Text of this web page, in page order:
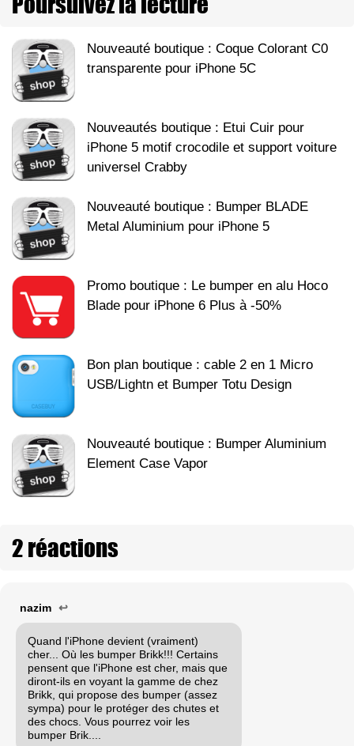
Nouveauté boutique : Coque Colorant C0
transparente pour iPhone 5C
Nouveautés boutique : Etui Cuir pour
iPhone 5 motif crocodile et support voiture
universel Crabby
Nouveauté boutique : Bumper BLADE
Metal Aluminium pour iPhone 5
Promo boutique : Le bumper en alu Hoco
Blade pour iPhone 6 Plus à -50%
Bon plan boutique : cable 2 en 1 Micro
USB/Lightn et Bumper Totu Design
Nouveauté boutique : Bumper Aluminium
Element Case Vapor
2 réactions
nazim ↩
Quand l'iPhone devient (vraiment)
cher... Où les bumper Brikk!!! Certains
pensent que l'iPhone est cher, mais que
diront-ils en voyant la gamme de chez
Brikk, qui propose des bumper (assez
sympa) pour le protéger des chutes et
des chocs. Vous pourrez voir les
bumper Brik....